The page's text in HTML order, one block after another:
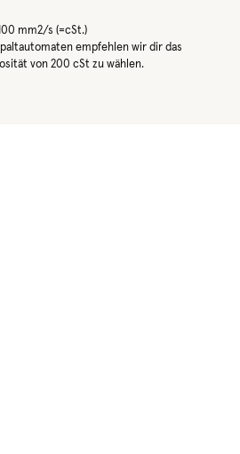
mm2/s (=cSt.)
empfehlen wir dir das
von 200 cSt zu wählen.